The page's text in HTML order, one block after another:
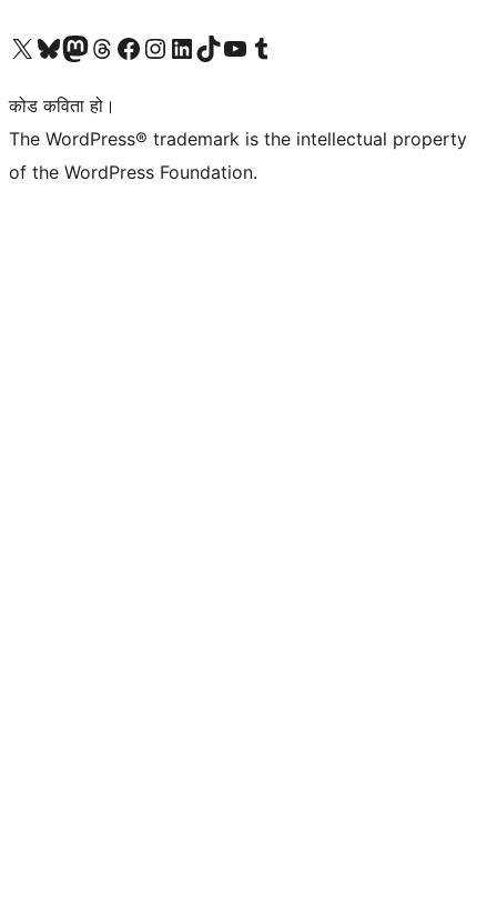
हाम्रो X (पहिले ट्विटर) खातामा जानुहोस्
हाम्रो Bluesky खाता भ्रमण गर्नुहोस्
हाम्रो म्यास्टोडन खाता भ्रमण गर्नुहोस्
हाम्रो थ्रेड्स खातामा जानुहोस्
हाम्रो फेसबुक पेजमा जानुहोस्
हाम्रो इन्स्टाग्राम खातामा जानुहोस्
हाम्रो लिङ्क्डइन खातामा जानुहोस्
हाम्रो TikTok खाता भ्रमण गर्नुहोस्
हाम्रो युट्युब च्यानलमा जानुहोस्
हाम्रो टम्बलर खाता भ्रमण गर्नुहोस्
कोड कविता हो।
The WordPress® trademark is the intellectual property
of the WordPress Foundation.